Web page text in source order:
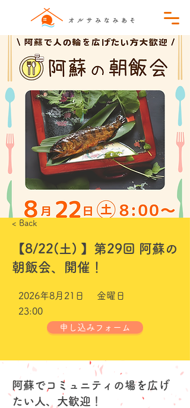
< Back
【8/22(土) 】第29回 阿蘇の
朝飯会、開催！
2026年8月21日
金曜日
23:00
申し込みフォーム
阿蘇でコミュニティの場を広げ
たい人、大歓迎！